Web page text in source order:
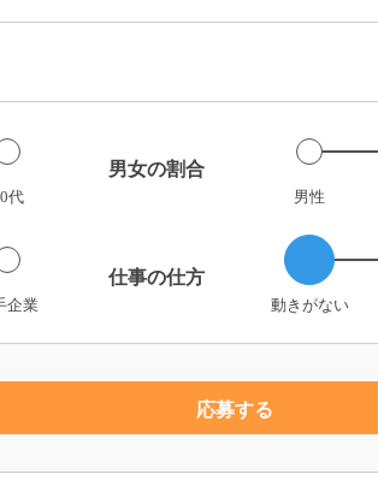
代
男女の割合
男性
企業
仕事の仕方
動きがない
応募する